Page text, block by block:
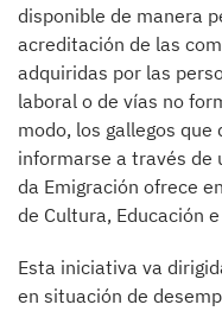
disponible de manera
acreditación de las
adquiridas por las
laboral o de vías no
modo, los gallegos
informarse a través de
da Emigración ofrece
de Cultura, Educación
Esta iniciativa va
en situación de